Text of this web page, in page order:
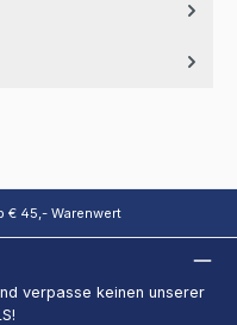
€ 45,- Warenwert
verpasse keinen unserer